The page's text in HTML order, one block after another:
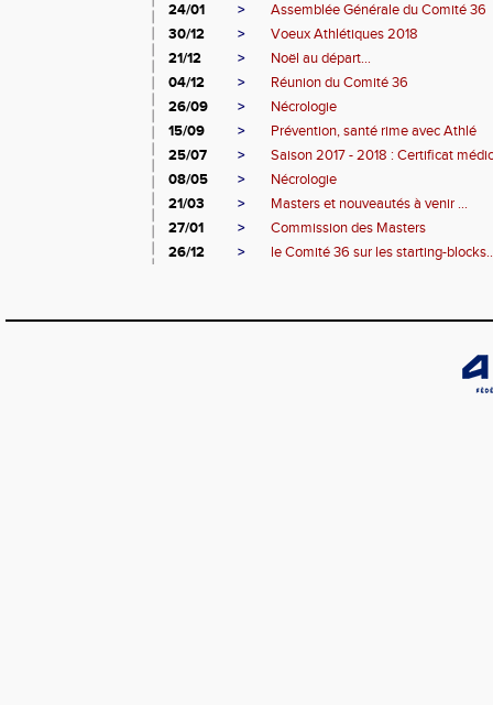
24/01
>
Assemblée Générale du Comité 36
30/12
>
Voeux Athlétiques 2018
21/12
>
Noël au départ...
04/12
>
Réunion du Comité 36
26/09
>
Nécrologie
15/09
>
Prévention, santé rime avec Athlé
25/07
>
Saison 2017 - 2018 : Certificat
08/05
>
Nécrologie
21/03
>
Masters et nouveautés à venir ...
27/01
>
Commission des Masters
26/12
> le Comité 36 sur les starting-